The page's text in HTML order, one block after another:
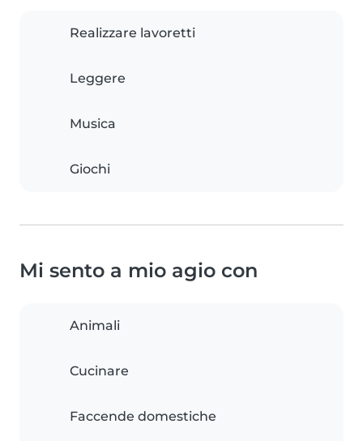
Realizzare lavoretti
Leggere
Musica
Giochi
Mi sento a mio agio con
Animali
Cucinare
Faccende domestiche